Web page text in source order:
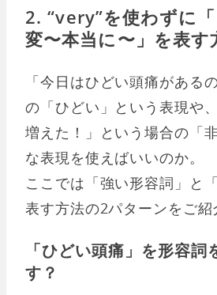
2. “very”を使わずに
変〜本当に〜」を表す
「今日はひどい頭痛がある
の「ひどい」という表現や
増えた！」という場合の「
な表現を使えばいいのか。
ここでは「強い形容詞」と
表す方法の2パターンをご紹
「ひどい頭痛」を形容
す？